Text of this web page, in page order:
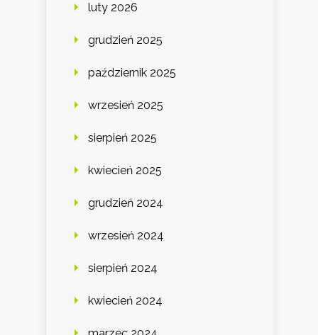
luty 2026
grudzień 2025
październik 2025
wrzesień 2025
sierpień 2025
kwiecień 2025
grudzień 2024
wrzesień 2024
sierpień 2024
kwiecień 2024